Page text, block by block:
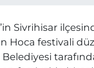
Sivrihisar
Hoca festivali